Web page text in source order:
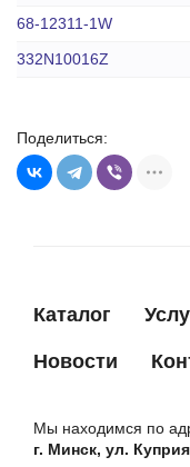
68-12311-1W
332N10016Z
Поделиться:
Каталог
Новости
Мы находимся по
г. Минск, ул.